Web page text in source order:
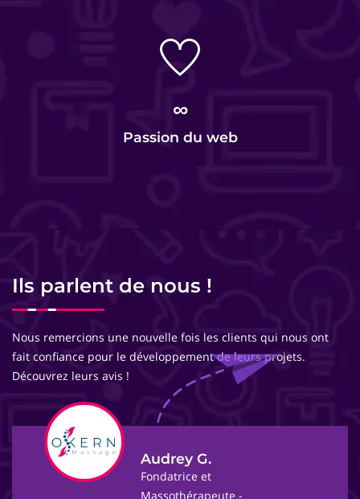
∞
Passion du web
Ils parlent de nous !
Nous remercions une nouvelle fois les clients qui nous ont
fait confiance pour le développement de leurs projets.
Découvrez leurs avis !
Audrey G.
Fondatrice et
Massothérapeute -